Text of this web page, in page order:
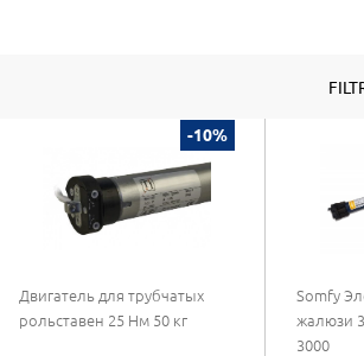
-10%
Двигатель для трубчатых
рольставен 25 Нм 50 кг
Somfy
жалюзи
3000